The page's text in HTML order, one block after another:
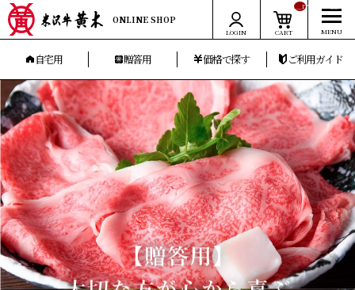
ONLINE SHOP
LOGIN CART
__ITM_CNT__
自宅用 贈答用 価格で探す ご利用ガイド